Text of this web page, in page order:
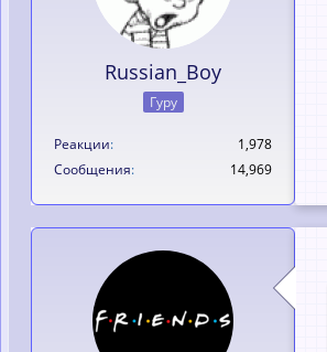
Russian_Boy
Гуру
Реакции
1,978
Сообщения
14,969